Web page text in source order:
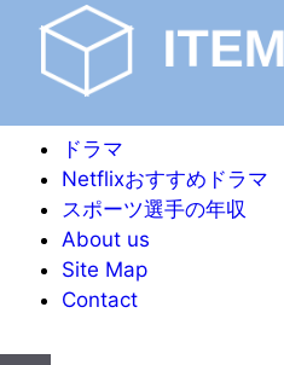
ドラマ
Netflixおすすめドラマ
スポーツ選手の年収
About us
Site Map
Contact